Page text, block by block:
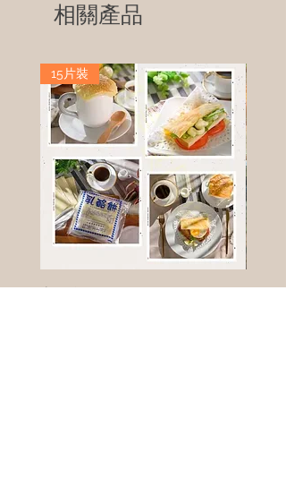
相關產品
15片裝